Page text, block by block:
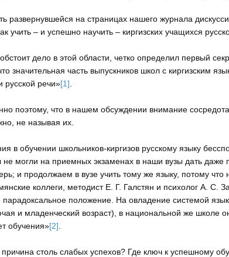
развернувшейся на страницах нашего журнала
учить – и успешно научить – киргизских учащихся
дело в этой области, четко определил первый
значительная часть выпускников школ с киргизским
русской речи»[1]
поэтому, что в нашем обсуждении внимание
не называя их.
в обучении школьников-киргизов русскому языку
могли на приемных экзаменах в наши вузы дать даже
и продолжаем в вузе учить тому же языку, потому
коллеги, методист Е. Г. Галстян и психолог А.
парадоксальное положение. На овладение системой
и младенческий возраст), в национальной же школе
обучения»[2]
столь слабых успехов? Где ключ к успешному